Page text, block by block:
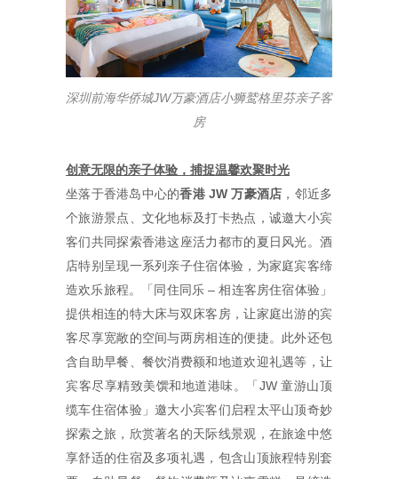
深圳前海华侨城JW万豪酒店小狮鹫格里芬亲子客
房
创意无限的亲子体验，捕捉温馨欢聚时光
坐落于香港岛中心的香港JW万豪酒店 ，邻近多
个旅游景点、文化地标及打卡热点，诚邀大小宾
客们共同探索香港这座活力都市的夏日风光。酒
店特别呈现一系列亲子住宿体验，为家庭宾客缔
造欢乐旅程。「同住同乐 – 相连客房住宿体验」
提供相连的特大床与双床客房，让家庭出游的宾
客尽享宽敞的空间与两房相连的便捷。此外还包
含自助早餐、餐饮消费额和地道欢迎礼遇等，让
宾客尽享精致美馔和地道港味。「JW 童游山顶
缆车住宿体验」邀大小宾客们启程太平山顶奇妙
探索之旅，欣赏著名的天际线景观，在旅途中悠
享舒适的住宿及多项礼遇，包含山顶旅程特别套